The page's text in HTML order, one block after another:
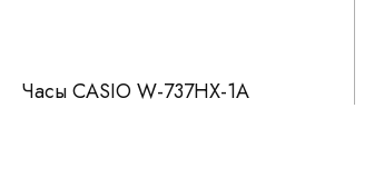
Часы CASIO W-737HX-1A